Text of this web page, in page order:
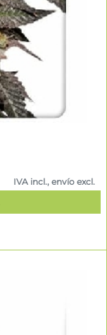
IVA incl., envío excl.